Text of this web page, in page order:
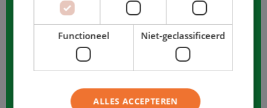
Standard 100% für unterwegs
Inklusive Versicherung
Vollständige Reparatur und Wartung
Functioneel Niet-geclassificeerd
ALLES ACCEPTEREN